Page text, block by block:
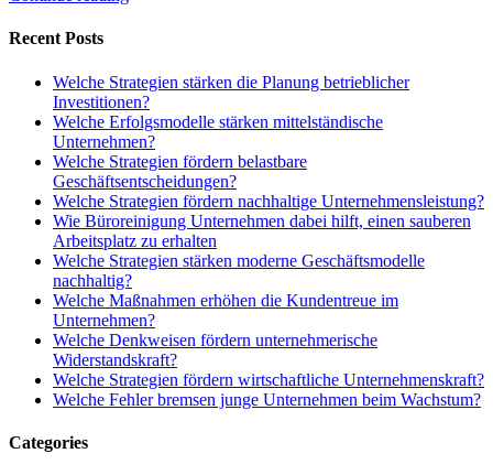
Recent Posts
Welche Strategien stärken die Planung betrieblicher
Investitionen?
Welche Erfolgsmodelle stärken mittelständische
Unternehmen?
Welche Strategien fördern belastbare
Geschäftsentscheidungen?
Welche Strategien fördern nachhaltige Unternehmensleistung?
Wie Büroreinigung Unternehmen dabei hilft, einen sauberen
Arbeitsplatz zu erhalten
Welche Strategien stärken moderne Geschäftsmodelle
nachhaltig?
Welche Maßnahmen erhöhen die Kundentreue im
Unternehmen?
Welche Denkweisen fördern unternehmerische
Widerstandskraft?
Welche Strategien fördern wirtschaftliche Unternehmenskraft?
Welche Fehler bremsen junge Unternehmen beim Wachstum?
Categories